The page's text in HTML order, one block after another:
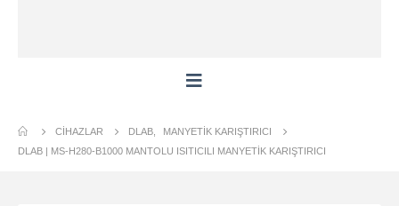
CIHAZLAR DLAB
MANYETIK KARIŞTIRICI
DLAB | MS-H280-B1000 MANTOLU ISITICILI MANYETIK KARIŞTIRICI